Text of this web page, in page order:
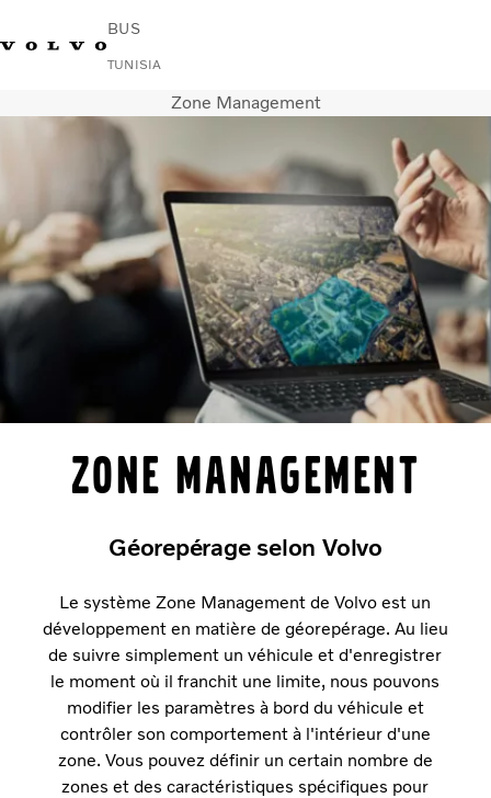
BUS
TUNISIA
Nous contacterRechercher un Agent Commercial
Urbain et interurbain
Autocars
Services
Pourquoi choisir Volvo ?
News & Stories
Contact
Zone Management
Zone Management
Géorepérage selon Volvo
Le système Zone Management de Volvo est un
développement en matière de géorepérage. Au lieu
de suivre simplement un véhicule et d'enregistrer
le moment où il franchit une limite, nous pouvons
modifier les paramètres à bord du véhicule et
contrôler son comportement à l'intérieur d'une
zone. Vous pouvez définir un certain nombre de
zones et des caractéristiques spécifiques pour